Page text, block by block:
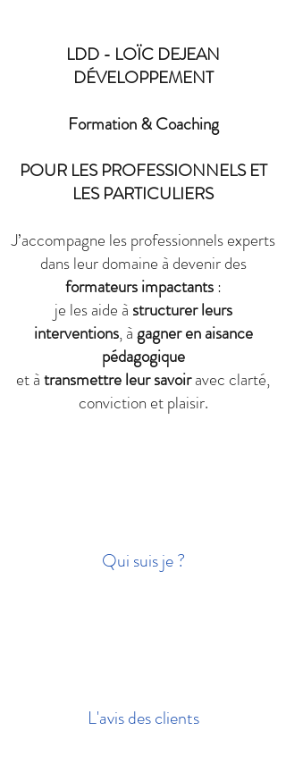
LDD - LOÏC DEJEAN
DÉVELOPPEMENT
Formation & Coaching
POUR LES PROFESSIONNELS ET
LES PARTICULIERS
J’accompagne les professionnels experts
dans leur domaine à devenir des
formateurs impactants:
je les aide à structurer leurs
interventions, àgagner en aisance
pédagogique
et àtransmettre leur savoiravec clarté,
conviction et plaisir.
Qui suis je ?
L'avis des clients